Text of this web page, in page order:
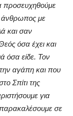
προσευχηθούμε
άνθρωπος με
και σαν
όσα έχει και
όσα είδε. Τον
αγάπη και που
Σπίτι της
για
σε